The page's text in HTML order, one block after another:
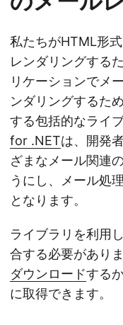
私たちがHTML形
レンダリングする
リケーションでメ
ンダリングするた
する包括的なライ
for .NETは、開発
ざまなメール関連
うにし、メール処
となります。
ライブラリを利用
合する必要があり
ダウンロードするか
に取得できます。